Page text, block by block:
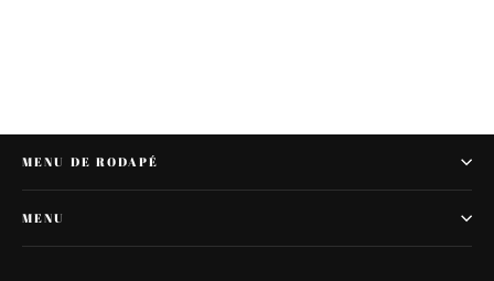
MENU DE RODAPÉ
MENU